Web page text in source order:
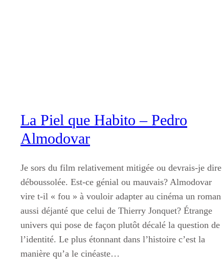
La Piel que Habito – Pedro
Almodovar
Je sors du film relativement mitigée ou devrais-je dire
déboussolée. Est-ce génial ou mauvais? Almodovar
vire t-il « fou » à vouloir adapter au cinéma un roman
aussi déjanté que celui de Thierry Jonquet? Étrange
univers qui pose de façon plutôt décalé la question de
l’identité. Le plus étonnant dans l’histoire c’est la
manière qu’a le cinéaste…